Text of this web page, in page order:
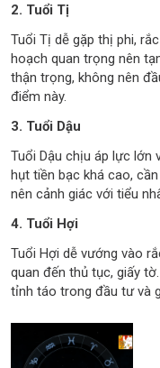
2. Tuổi Tị
Tuổi Tị dễ gặp thị phi,
hoạch quan trọng nên
thận trọng, không nên
điểm này.
3. Tuổi Dậu
Tuổi Dậu chịu áp lực lớn
hụt tiền bạc khá cao,
nên cảnh giác với tiểu
4. Tuổi Hợi
Tuổi Hợi dễ vướng vào
quan đến thủ tục, giấy
tỉnh táo trong đầu tư và